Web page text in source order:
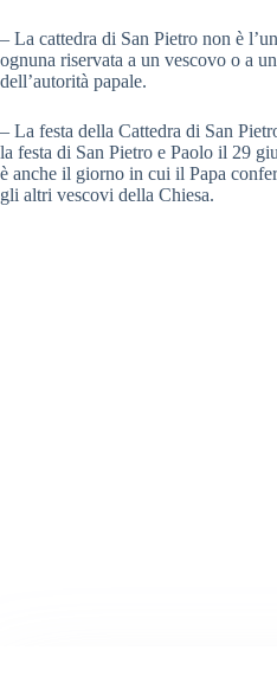
– La cattedra di San Pietro non è
ognuna riservata a un vescovo o a
dell’autorità papale.
– La festa della Cattedra di San
la festa di San Pietro e Paolo il 29
è anche il giorno in cui il Papa
gli altri vescovi della Chiesa.